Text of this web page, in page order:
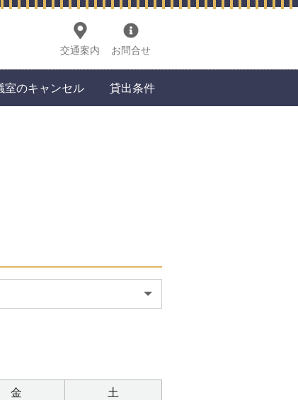
交通案内 お問合せ
室のキャンセル 貸出条件
金 土